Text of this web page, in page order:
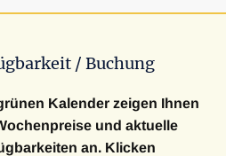
/ Buchung
Kalender zeigen Ihnen
und aktuelle
an. Klicken